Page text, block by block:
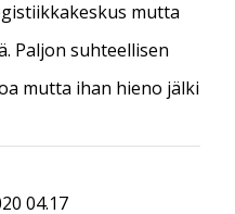
mutta
Paljon suhteellisen
mutta ihan hieno jälki
04.17